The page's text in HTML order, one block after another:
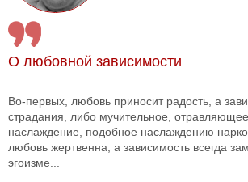
О любовной зависимости
Во-первых, любовь приносит радость, а
страдания, либо мучительное,
наслаждение, подобное наслаждению
любовь жертвенна, а зависимость всегда
эгоизме...